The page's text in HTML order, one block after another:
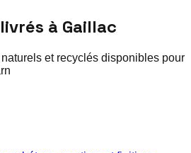
à Gaillac
et recyclés disponibles pour